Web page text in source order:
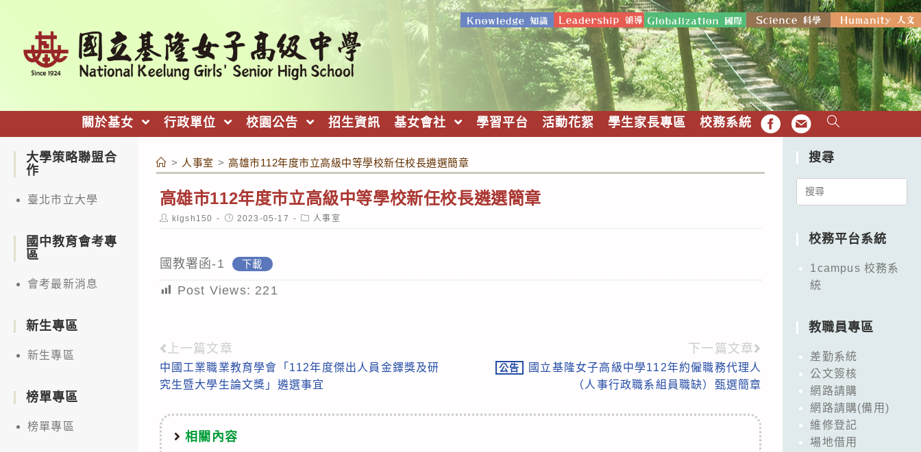
關於基女 行政單位 校園公告 招生資訊 基女會社 學習平台 活動花絮 學生家長專區 校務系統 FB EMAIL
> 人事室 > 高雄市112年度市立高級中等學校新任校長遴選簡章
高雄市112年度市立高級中等學校新任校長遴選簡章
Post
author:
klgsh150
Post
published:
2023-05-17
Post
category:
人事室
國教署函-1 下載
Post Views: 221
Read
more
上一篇文章
中國工業職業教育學會「112年度傑出人員金鐸獎及研
究生暨大學生論文獎」遴選事宜
下一篇文章
公告
國立基隆女子高級中學112年約僱職務代理人
（人事行政職系組員職缺）甄選簡章
相關內容
大學策略聯盟合
作
臺北市立大學
國中教育會考專
區
會考最新消息
新生專區
新生專區
榜單專區
榜單專區
搜尋
Search
校務平台系統
1campus 校務系
統
教職員專區
差勤系統
公文簽核
網路請購
網路請購(備用)
維修登記
場地借用